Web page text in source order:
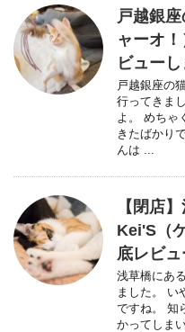
戸越銀
ャーオ
ビューし
戸越銀座の
行ってきま
よ。 めちゃ
きたばかり
んは ...
【閉店
Kei'S（
底レビュ
浅草橋にあ
ました。 い
ですね。 知
かってしま